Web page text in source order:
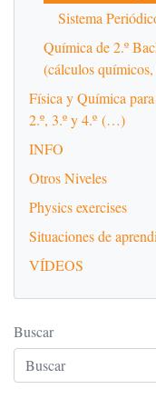
Sistema
Química de 2.º
(cálculos
Física y Química
2.º, 3.º y 4.º (…)
INFO
Otros Niveles
Physics exercises
Situaciones de
VÍDEOS
Buscar